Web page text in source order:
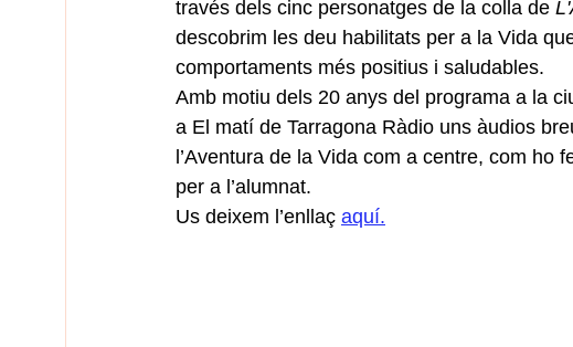
través dels cinc personatges de la colla de
descobrim les deu habilitats per a la Vida
comportaments més positius i saludables.
Amb motiu dels 20 anys del programa a la
a El matí de Tarragona Ràdio uns àudios
l’Aventura de la Vida com a centre, com ho
per a l’alumnat.
Us deixem l’enllaç aquí.